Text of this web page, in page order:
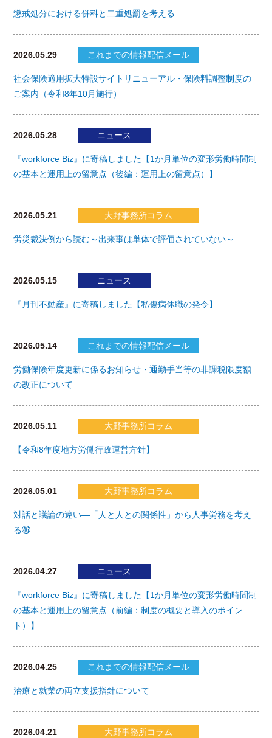
懲戒処分における併科と二重処罰を考える
2026.05.29 これまでの情報配信メール
社会保険適用拡大特設サイトリニューアル・保険料調整制度の
ご案内（令和8年10月施行）
2026.05.28 ニュース
『workforce Biz』に寄稿しました【1か月単位の変形労働時間制
の基本と運用上の留意点（後編：運用上の留意点）】
2026.05.21 大野事務所コラム
労災裁決例から読む～出来事は単体で評価されていない～
2026.05.15 ニュース
『月刊不動産』に寄稿しました【私傷病休職の発令】
2026.05.14 これまでの情報配信メール
労働保険年度更新に係るお知らせ・通勤手当等の非課税限度額
の改正について
2026.05.11 大野事務所コラム
【令和8年度地方労働行政運営方針】
2026.05.01 大野事務所コラム
対話と議論の違い―「人と人との関係性」から人事労務を考え
る㊻
2026.04.27 ニュース
『workforce Biz』に寄稿しました【1か月単位の変形労働時間制
の基本と運用上の留意点（前編：制度の概要と導入のポイン
ト）】
2026.04.25 これまでの情報配信メール
治療と就業の両立支援指針について
2026.04.21 大野事務所コラム